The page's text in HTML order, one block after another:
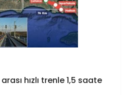
hızlı trenle 1,5 saate